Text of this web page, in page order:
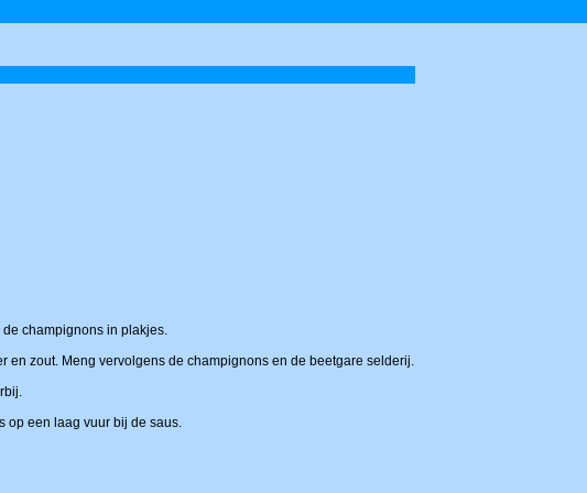
champignons in plakjes.
zout. Meng vervolgens de champignons en de beetgare selderij.
op een laag vuur bij de saus.